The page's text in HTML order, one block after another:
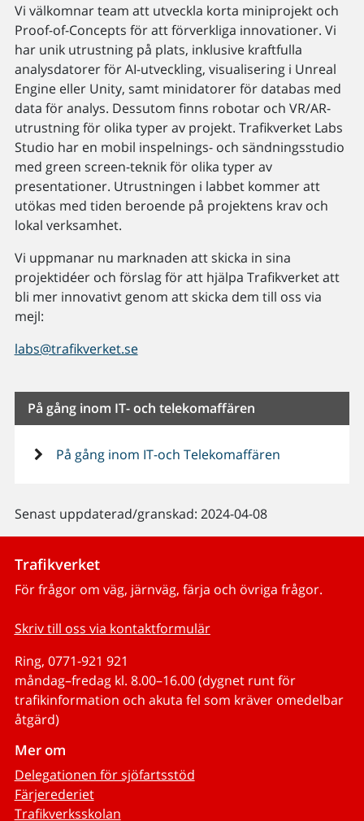
Vi välkomnar team att utveckla korta miniprojekt och
Proof-of-Concepts för att förverkliga innovationer. Vi
har unik utrustning på plats, inklusive kraftfulla
analysdatorer för AI-utveckling, visualisering i Unreal
Engine eller Unity, samt minidatorer för databas med
data för analys. Dessutom finns robotar och VR/AR-
utrustning för olika typer av projekt. Trafikverket Labs
Studio har en mobil inspelnings- och sändningsstudio
med green screen-teknik för olika typer av
presentationer. Utrustningen i labbet kommer att
utökas med tiden beroende på projektens krav och
lokal verksamhet.
Vi uppmanar nu marknaden att skicka in sina
projektidéer och förslag för att hjälpa Trafikverket att
bli mer innovativt genom att skicka dem till oss via
mejl:
labs@trafikverket.se
På gång inom IT- och telekomaffären
På gång inom IT-och Telekomaffären
Senast uppdaterad/granskad: 2024-04-08
Trafikverket
För frågor om väg, järnväg, färja och övriga frågor.
Skriv till oss via kontaktformulär
Ring, 0771-921 921
måndag–fredag kl. 8.00–16.00 (dygnet runt för
trafikinformation och akuta fel som kräver omedelbar
åtgärd)
Mer om
Delegationen för sjöfartsstöd
Färjerederiet
Trafikverksskolan